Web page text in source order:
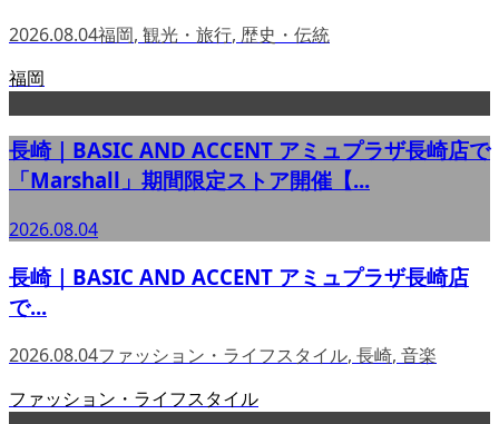
2026.08.04福岡, 観光・旅行, 歴史・伝統
福岡
長崎｜BASIC AND ACCENT アミュプラザ長崎店で
「Marshall」期間限定ストア開催【...
2026.08.04
長崎｜BASIC AND ACCENT アミュプラザ長崎店
で...
2026.08.04ファッション・ライフスタイル, 長崎, 音楽
ファッション・ライフスタイル